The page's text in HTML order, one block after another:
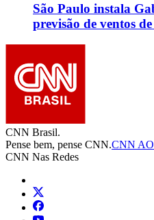
São Paulo instala
previsão de ventos
CNN Brasil.
Pense bem, pense CNN.CNN
CNN Nas Redes